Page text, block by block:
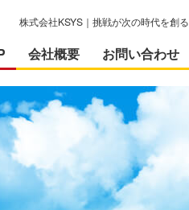
株式会社KSYS｜挑戦が次の時代を創る
会社概要 お問い合わせ